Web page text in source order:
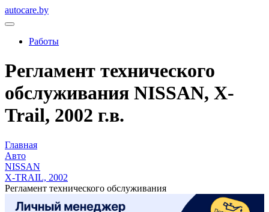
autocare.by
Работы
Регламент технического
обслуживания NISSAN, X-
Trail, 2002 г.в.
Главная
Авто
NISSAN
X-TRAIL, 2002
Регламент технического обслуживания